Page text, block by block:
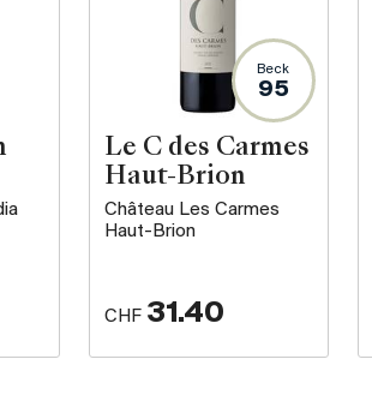
Beck
95
Le C des Carmes
Haut-Brion
Château Les Carmes
Haut-Brion
CHF 31.40